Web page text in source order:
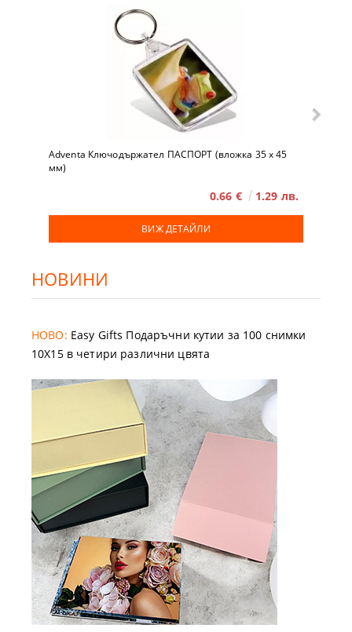
Adventa Ключодържател ПАСПОРТ (вложка 35 x 45
мм)
0.66 € 1.29 лв.
ВИЖ ДЕТАЙЛИ
НОВИНИ
НОВО: Easy Gifts Подаръчни кутии за 100 снимки
10X15 в четири различни цвята